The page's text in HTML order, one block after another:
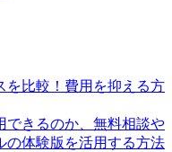
を比較！費用を抑える方
できるのか、無料相談や
の体験版を活用する方法